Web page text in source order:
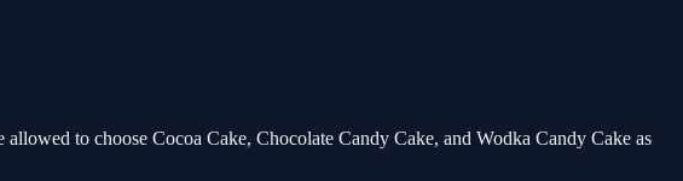
to choose Cocoa Cake, Chocolate Candy Cake, and Wodka Candy Cake as